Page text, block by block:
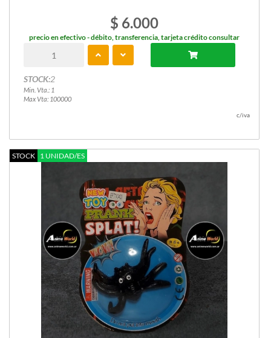
$ 6.000
precio en efectivo - débito, transferencia, tarjeta crédito consultar
STOCK:2
Min. Vta.: 1
Max Vta: 100000
c/iva
STOCK 1 UNIDAD/ES